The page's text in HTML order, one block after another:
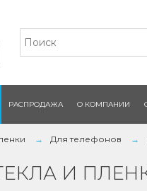
РАСПРОДАЖА О КОМПАНИИ
Для телефонов
И